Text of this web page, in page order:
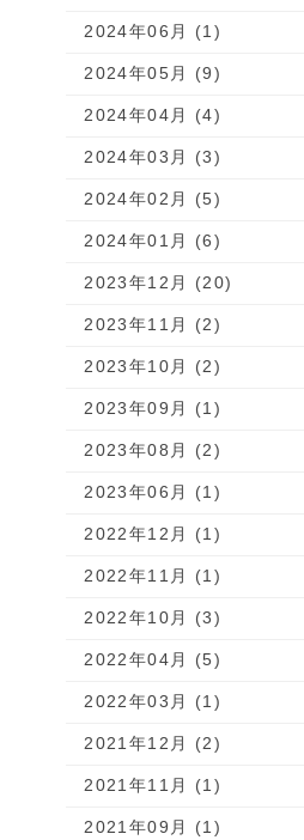
2024年06月 (1)
2024年05月 (9)
2024年04月 (4)
2024年03月 (3)
2024年02月 (5)
2024年01月 (6)
2023年12月 (20)
2023年11月 (2)
2023年10月 (2)
2023年09月 (1)
2023年08月 (2)
2023年06月 (1)
2022年12月 (1)
2022年11月 (1)
2022年10月 (3)
2022年04月 (5)
2022年03月 (1)
2021年12月 (2)
2021年11月 (1)
2021年09月 (1)